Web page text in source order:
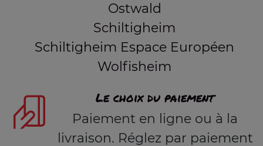
Ostwald
Schiltigheim
Schiltigheim Espace Européen
Wolfisheim
Le choix du paiement
Paiement en ligne ou à la
livraison. Réglez par paiement